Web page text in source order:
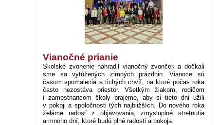
Vianočné prianie
Školské zvonenie nahradil vianočný zvonček a dočkali
sme sa vytúžených zimných prázdnin. Vianoce sú
časom spomalenia a tichých chvíľ, na ktoré počas roka
často nezostáva priestor. Všetkým žiakom, rodičom
i zamestnancom školy prajeme, aby si tieto dni užili
v pokoji a spoločnosti tých najbližších. Do nového roka
želáme radosť z objavovania, zmysluplné stretnutia
a mnoho dní, ktoré budú plné radosti a pokoja.